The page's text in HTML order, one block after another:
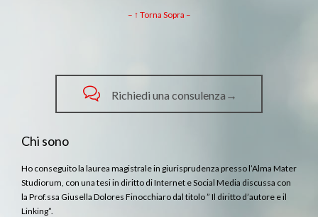
– ↑ Torna Sopra –
 Richiedi una consulenza→
Chi sono
Ho conseguito la laurea magistrale in giurisprudenza presso l’Alma Mater
Studiorum, con una tesi in diritto di Internet e Social Media discussa con
la Prof.ssa Giusella Dolores Finocchiaro dal titolo ” Il diritto d’autore e il
Linking”.